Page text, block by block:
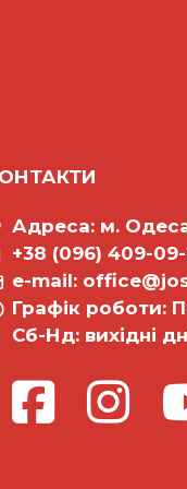
Адреса: м.
+38 (096) 409-
e-mail:
Графiк роботи:
Сб-Нд: вихідні